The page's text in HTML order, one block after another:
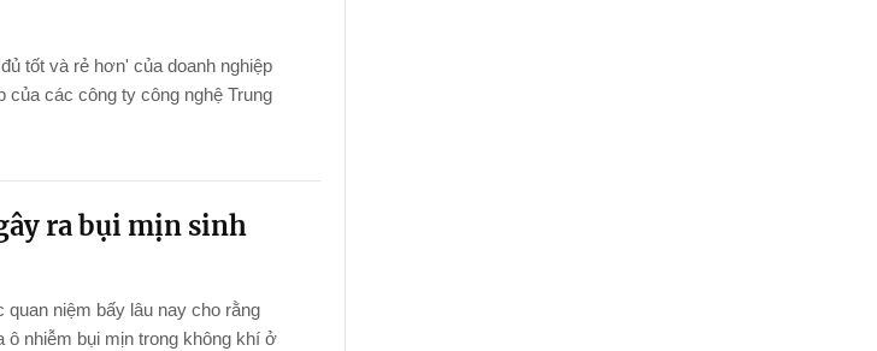
tốt và rẻ hơn' của doanh nghiệp
các công ty công nghệ Trung
ra bụi mịn sinh
niệm bấy lâu nay cho rằng
nhiễm bụi mịn trong không khí ở